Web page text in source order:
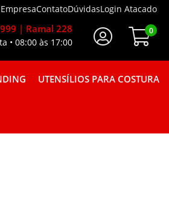
EmpresaContatoDúvidasLogin Atacado
UTENSÍLIOS PARA COSTURA
| Ramal 228
• 08:00 às 17:00
0